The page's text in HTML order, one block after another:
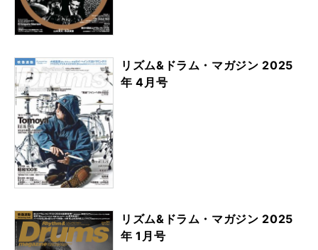
リズム&ドラム・マガジン 2025
年 4月号
リズム&ドラム・マガジン 2025
年 1月号